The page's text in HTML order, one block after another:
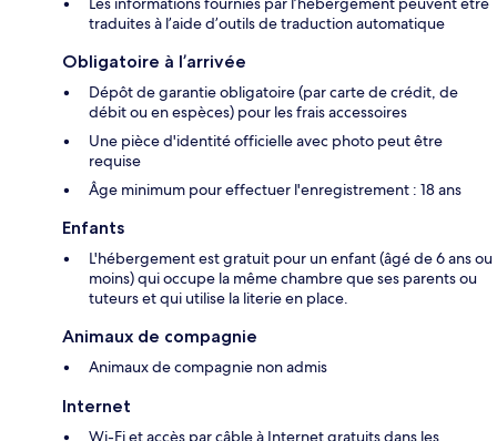
traduites à l’aide d’outils de traduction automatique
Obligatoire à l’arrivée
Dépôt de garantie obligatoire (par carte de crédit, de
débit ou en espèces) pour les frais accessoires
Une pièce d'identité officielle avec photo peut être
requise
Âge minimum pour effectuer l'enregistrement : 18 ans
Enfants
L'hébergement est gratuit pour un enfant (âgé de 6 ans ou
moins) qui occupe la même chambre que ses parents ou
tuteurs et qui utilise la literie en place.
Animaux de compagnie
Animaux de compagnie non admis
Internet
Wi-Fi et accès par câble à Internet gratuits dans les